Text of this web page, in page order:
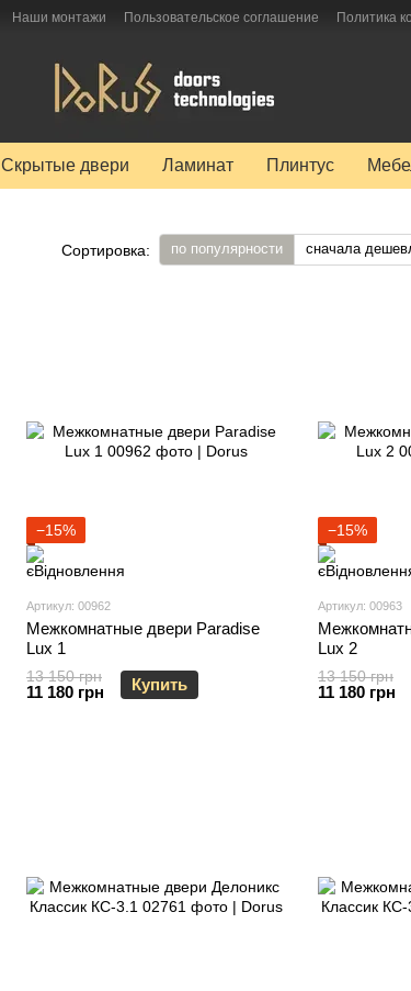
Наши монтажи Пользовательское соглашение Политика
Скрытые двери Ламинат Плинтус
Сортировка: по популярности сначала
−15%
Артикул: 00962
Межкомнатные двери Paradise
Lux 1
13 150 грн
11 180 грн Купить
−15%
Артикул: 00963
Lux 2
13 150 грн
11 180 грн